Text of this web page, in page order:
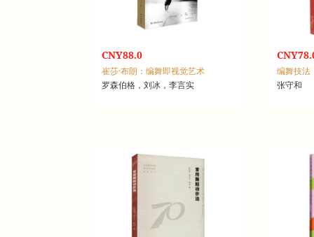
CNY88.0
崔莎·布朗：编舞即视觉艺术
罗森伯格，刘冰，李言实
编舞技法
张守和